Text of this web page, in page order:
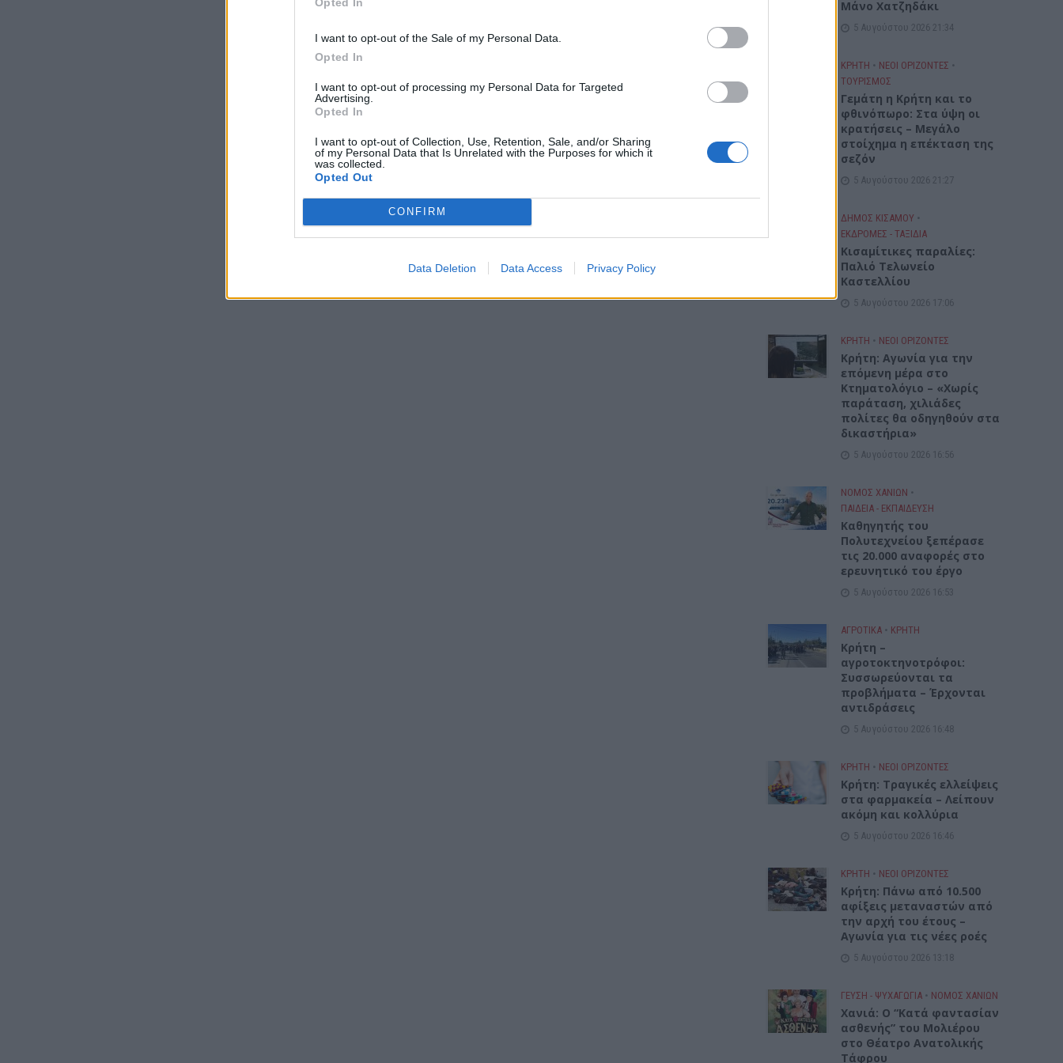
I want to opt-out of the Sale of my Personal Data.
Opted In
I want to opt-out of processing my Personal Data for Targeted
Advertising.
Opted In
I want to opt-out of Collection, Use, Retention, Sale, and/or Sharing
of my Personal Data that Is Unrelated with the Purposes for which it
was collected.
Opted Out
CONFIRM
Data Deletion Data Access Privacy Policy
Μάνο Χατζηδάκι
5 Αυγούστου 2026 21:34
ΚΡΗΤΗ • ΝΕΟΙ ΟΡΙΖΟΝΤΕΣ •
ΤΟΥΡΙΣΜΟΣ
Γεμάτη η Κρήτη και το
φθινόπωρο: Στα ύψη οι
κρατήσεις – Μεγάλο
στοίχημα η επέκταση της
σεζόν
5 Αυγούστου 2026 21:27
ΔΉΜΟΣ ΚΙΣΆΜΟΥ •
ΕΚΔΡΟΜΈΣ - ΤΑΞΊΔΙΑ
Kισαμίτικες παραλίες:
Παλιό Τελωνείο
Καστελλίου
5 Αυγούστου 2026 17:06
ΚΡΗΤΗ • ΝΕΟΙ ΟΡΙΖΟΝΤΕΣ
Kρήτη: Αγωνία για την
επόμενη μέρα στο
Κτηματολόγιο – «Χωρίς
παράταση, χιλιάδες
πολίτες θα οδηγηθούν στα
δικαστήρια»
5 Αυγούστου 2026 16:56
ΝΟΜΌΣ ΧΑΝΊΩΝ •
ΠΑΙΔΕΙΑ - ΕΚΠΑΙΔΕΥΣΗ
Καθηγητής του
Πολυτεχνείου ξεπέρασε
τις 20.000 αναφορές στο
ερευνητικό του έργο
5 Αυγούστου 2026 16:53
ΑΓΡΟΤΙΚΑ • ΚΡΗΤΗ
Κρήτη –
αγροτοκτηνοτρόφοι:
Συσσωρεύονται τα
προβλήματα – Έρχονται
αντιδράσεις
5 Αυγούστου 2026 16:48
ΚΡΗΤΗ • ΝΕΟΙ ΟΡΙΖΟΝΤΕΣ
Κρήτη: Τραγικές ελλείψεις
στα φαρμακεία – Λείπουν
ακόμη και κολλύρια
5 Αυγούστου 2026 16:46
ΚΡΗΤΗ • ΝΕΟΙ ΟΡΙΖΟΝΤΕΣ
Κρήτη: Πάνω από 10.500
αφίξεις μεταναστών από
την αρχή του έτους –
Αγωνία για τις νέες ροές
5 Αυγούστου 2026 13:18
ΓΕΎΣΗ - ΨΥΧΑΓΩΓΊΑ • ΝΟΜΌΣ ΧΑΝΊΩΝ
Χανιά: Ο “Κατά φαντασίαν
ασθενής” του Μολιέρου
στο Θέατρο Ανατολικής
Τάφρου